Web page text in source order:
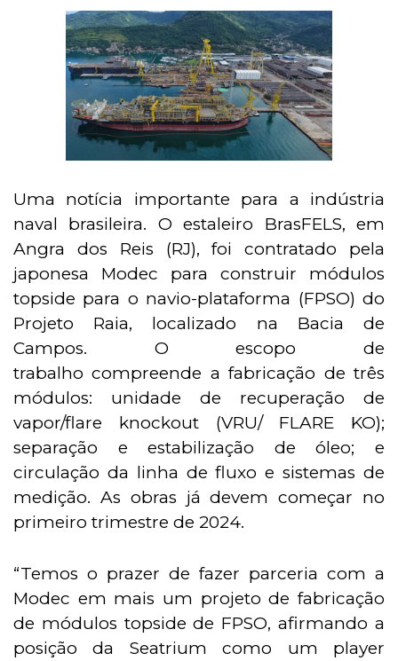
Uma notícia importante para a indústria
naval brasileira. O estaleiro BrasFELS, em
Angra dos Reis (RJ), foi contratado pela
japonesa Modec para construir módulos
topside para o navio-plataforma (FPSO) do
Projeto Raia, localizado na Bacia de
Campos. O escopo de
trabalho compreende a fabricação de três
módulos: unidade de recuperação de
vapor/flare knockout (VRU/ FLARE KO);
separação e estabilização de óleo; e
circulação da linha de fluxo e sistemas de
medição. As obras já devem começar no
primeiro trimestre de 2024.
“Temos o prazer de fazer parceria com a
Modec em mais um projeto de fabricação
de módulos topside de FPSO, afirmando a
posição da Seatrium como um player